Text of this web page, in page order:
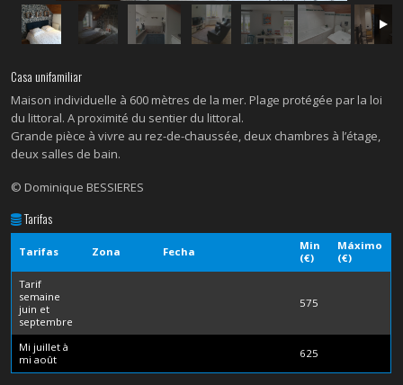
Casa unifamiliar
Maison individuelle à 600 mètres de la mer. Plage protégée par la loi
du littoral. A proximité du sentier du littoral.
Grande pièce à vivre au rez-de-chaussée, deux chambres à l’étage,
deux salles de bain.
© Dominique BESSIERES
Tarifas
Tarifas Zona Fecha
Min
(€)
Máximo
(€)
Tarif
semaine
juin et
septembre
575
Mi juillet à
mi août
625